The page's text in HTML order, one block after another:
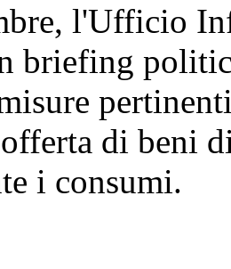
l'Ufficio
briefing
di beni
i consumi.